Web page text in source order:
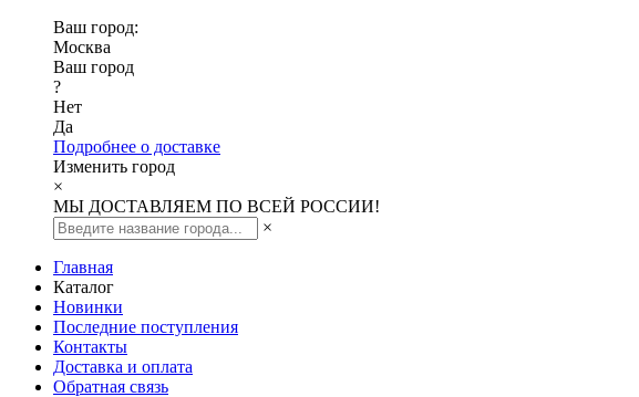
Ваш город:
Москва
Ваш город
?
Нет
Да
Подробнее о доставке
Изменить город
×
МЫ ДОСТАВЛЯЕМ ПО ВСЕЙ РОССИИ!
×
Главная
Каталог
Новинки
Последние поступления
Контакты
Доставка и оплата
Обратная связь